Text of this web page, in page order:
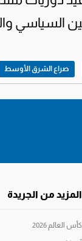
السياسي
صراع الشرق الأوسط
المزيد من الجريدة
كأس العالم 2026